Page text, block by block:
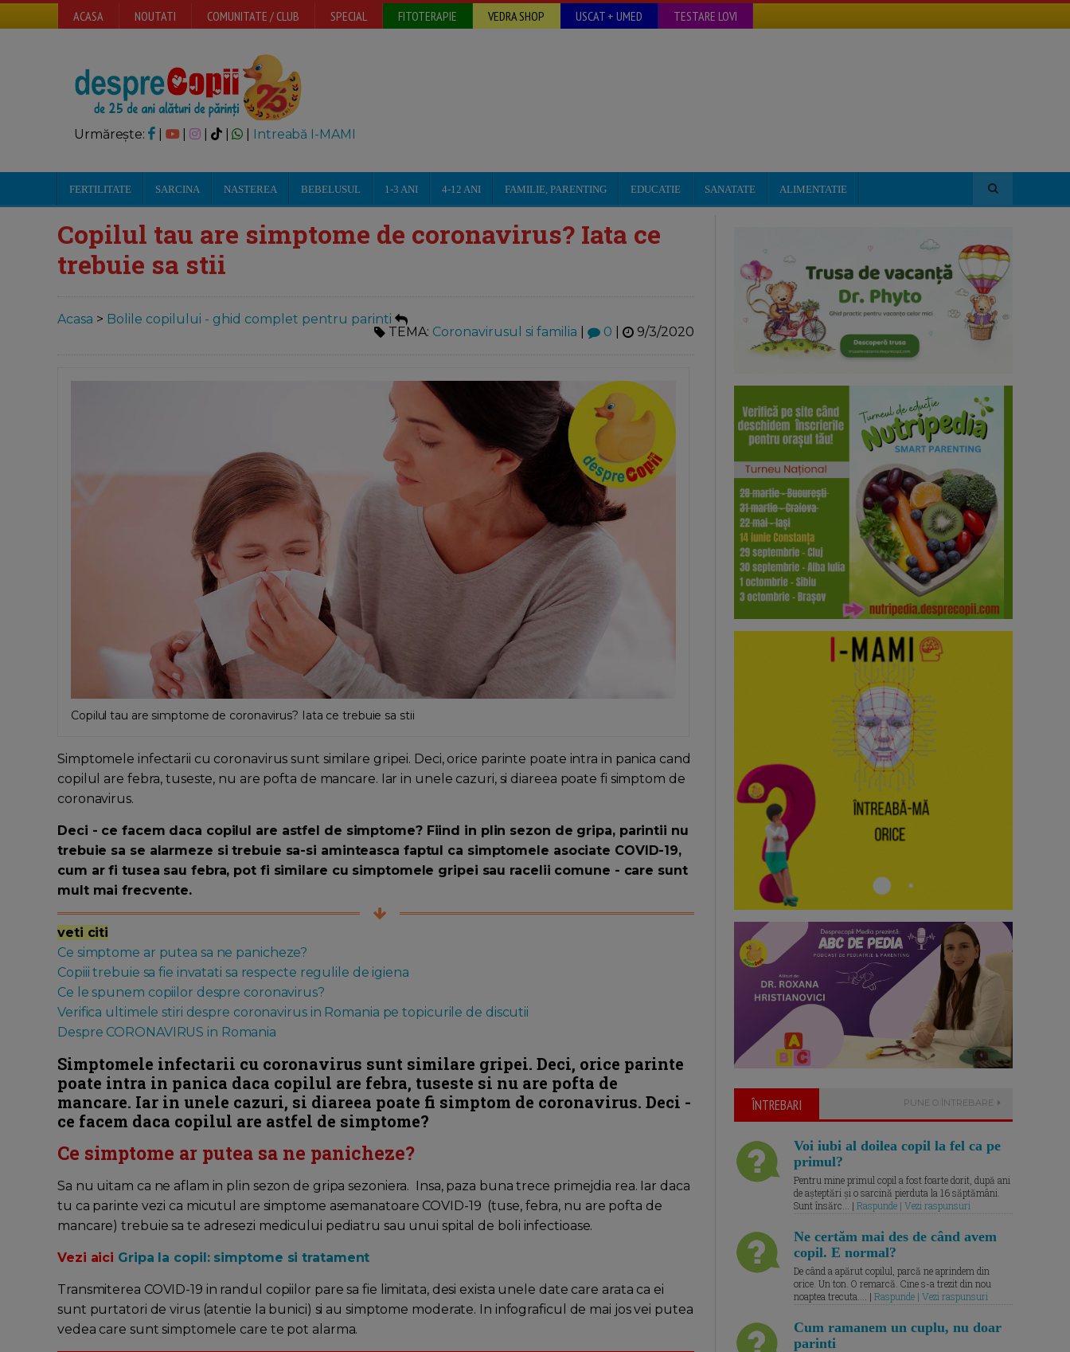
ACASA NOUTATI COMUNITATE / CLUB SPECIAL FITOTERAPIE VEDRA SHOP USCAT + UMED TESTARE LOVI
Urmărește: | | Intreabă I-MAMI
FERTILITATE SARCINA NASTEREA BEBELUSUL 1-3 ANI 4-12 ANI FAMILIE, PARENTING EDUCATIE SANATATE ALIMENTATIE
Copilul tau are simptome de coronavirus? Iata ce
trebuie sa stii
Acasa > Bolile copilului - ghid complet pentru parinti
TEMA: Coronavirusul si familia 0 9/3/2020
Copilul tau are simptome de coronavirus? Iata ce trebuie sa stii
Simptomele infectarii cu coronavirus sunt similare gripei. Deci, orice parinte poate intra in panica cand
copilul are febra, tuseste, nu are pofta de mancare. Iar in unele cazuri, si diareea poate fi simptom de
coronavirus.
Deci - ce facem daca copilul are astfel de simptome? Fiind in plin sezon de gripa, parintii nu
trebuie sa se alarmeze si trebuie sa-si aminteasca faptul ca simptomele asociate COVID-19,
cum ar fi tusea sau febra, pot fi similare cu simptomele gripei sau racelii comune - care sunt
mult mai frecvente.
veti citi
Ce simptome ar putea sa ne panicheze?
Copiii trebuie sa fie invatati sa respecte regulile de igiena
Ce le spunem copiilor despre coronavirus?
Verifica ultimele stiri despre coronavirus in Romania pe topicurile de discutii
Despre CORONAVIRUS in Romania
Simptomele infectarii cu coronavirus sunt similare gripei. Deci, orice parinte
poate intra in panica daca copilul are febra, tuseste si nu are pofta de
mancare. Iar in unele cazuri, si diareea poate fi simptom de coronavirus. Deci -
ce facem daca copilul are astfel de simptome?
Ce simptome ar putea sa ne panicheze?
Sa nu uitam ca ne aflam in plin sezon de gripa sezoniera. Insa, paza buna trece primejdia rea. Iar daca
tu ca parinte vezi ca micutul are simptome asemanatoare COVID-19 (tuse, febra, nu are pofta de
mancare) trebuie sa te adresezi medicului pediatru sau unui spital de boli infectioase.
Vezi aici Gripa la copil: simptome si tratament
Transmiterea COVID-19 in randul copiilor pare sa fie limitata, desi exista unele date care arata ca ei
sunt purtatori de virus (atentie la bunici) si au simptome moderate. In infograficul de mai jos vei putea
vedea care sunt simptomele care te pot alarma.
ÎNTREBARI PUNE O ÎNTREBARE
Voi iubi al doilea copil la fel ca pe
primul?
Pentru mine primul copil a fost foarte dorit, după ani
de așteptări și o sarcină pierduta la 16 săptămâni.
Sunt însărc... | Raspunde | Vezi raspunsuri
Ne certăm mai des de când avem
copil. E normal?
De când a apărut copilul, parcă ne aprindem din
orice. Un ton. O remarcă. Cine s-a trezit din nou
noaptea trecuta.... | Raspunde | Vezi raspunsuri
Cum ramanem un cuplu, nu doar
parinti